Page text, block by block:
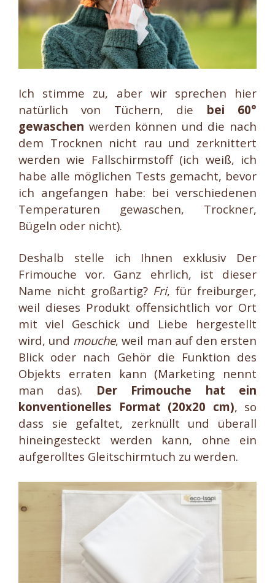
Ich stimme zu, aber wir sprechen hier
natürlich von Tüchern, die bei 60°
gewaschen werden können und die nach
dem Trocknen nicht rau und zerknittert
werden wie Fallschirmstoff (ich weiß, ich
habe alle möglichen Tests gemacht, bevor
ich angefangen habe: bei verschiedenen
Temperaturen gewaschen, Trockner,
Bügeln oder nicht).
Deshalb stelle ich Ihnen exklusiv Der
Frimouche vor. Ganz ehrlich, ist dieser
Name nicht großartig? Fri, für freiburger,
weil dieses Produkt offensichtlich vor Ort
mit viel Geschick und Liebe hergestellt
wird, und mouche, weil man auf den ersten
Blick oder nach Gehör die Funktion des
Objekts erraten kann (Marketing nennt
man das). Der Frimouche hat ein
konventionelles Format (20x20 cm), so
dass sie gefaltet, zerknüllt und überall
hineingesteckt werden kann, ohne ein
aufgerolltes Gleitschirmtuch zu werden.